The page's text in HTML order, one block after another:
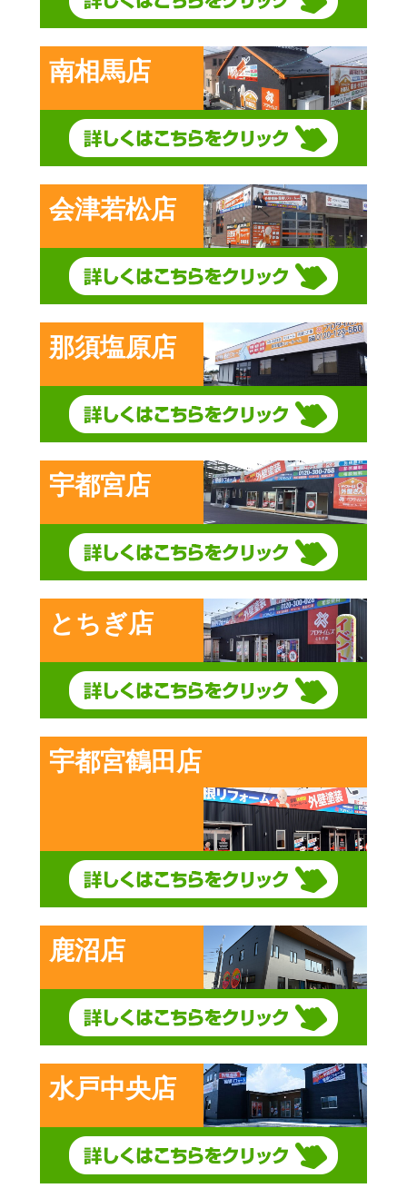
南相馬店
会津若松店
那須塩原店
宇都宮店
とちぎ店
宇都宮鶴田店
鹿沼店
水戸中央店